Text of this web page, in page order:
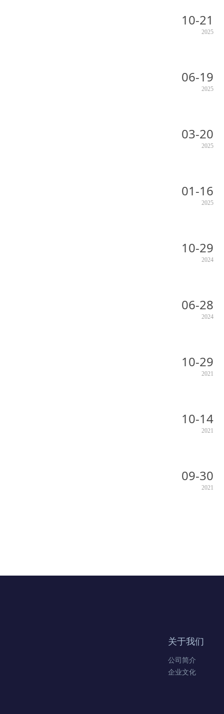
10-21
2025
06-19
2025
03-20
2025
01-16
2025
10-29
2024
06-28
2024
10-29
2021
10-14
2021
09-30
2021
关于我们
公司简介
企业文化